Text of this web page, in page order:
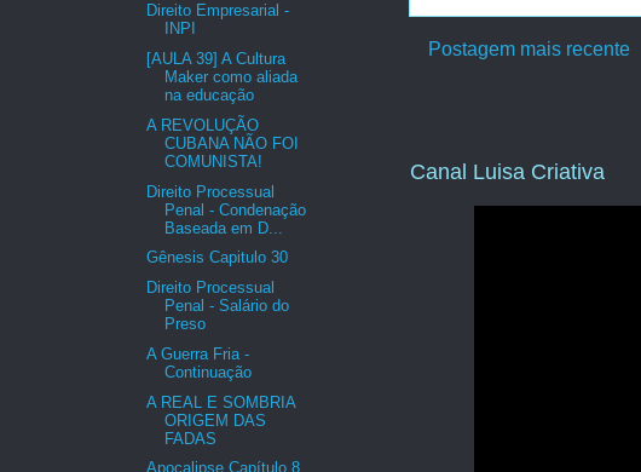
Postagem mais recente
Canal Luisa Criativa
Direito Empresarial -
INPI
[AULA 39] A Cultura
Maker como aliada
na educação
A REVOLUÇÃO
CUBANA NÃO FOI
COMUNISTA!
Direito Processual
Penal - Condenação
Baseada em D...
Gênesis Capitulo 30
Direito Processual
Penal - Salário do
Preso
A Guerra Fria -
Continuação
A REAL E SOMBRIA
ORIGEM DAS
FADAS
Apocalipse Capítulo 8